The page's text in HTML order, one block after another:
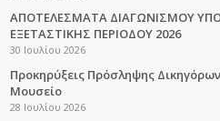
ΑΠΟΤΕΛΕΣΜΑΤΑ ΔΙΑΓΩΝΙΣΜΟΥ
ΕΞΕΤΑΣΤΙΚΗΣ ΠΕΡΙΟΔΟΥ 2026
30 Ιουλίου 2026
Προκηρύξεις Πρόσληψης
Μουσείο
28 Ιουλίου 2026